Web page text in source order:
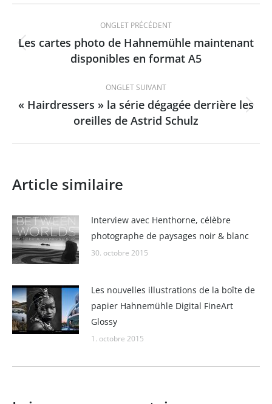
Navigation
de
commentaire
ONGLET PRÉCÉDENT
Onglet
précédent
Les cartes photo de Hahnemühle maintenant
disponibles en format A5
ONGLET SUIVANT
Onglet
suivant
« Hairdressers » la série dégagée derrière les
oreilles de Astrid Schulz
Article similaire
Interview avec Henthorne, célèbre
photographe de paysages noir & blanc
30. octobre 2015
Les nouvelles illustrations de la boîte de
papier Hahnemühle Digital FineArt
Glossy
1. octobre 2015